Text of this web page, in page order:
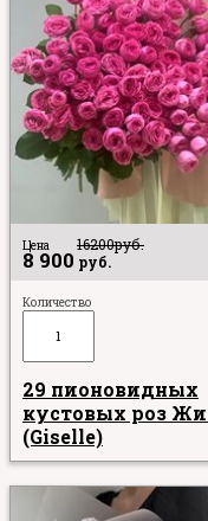
Цена 16200руб.
8 900 руб.
Количество
29 пионовидных
кустовых роз
(Giselle)